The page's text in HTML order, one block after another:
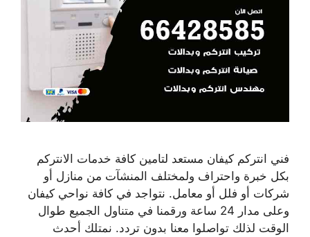
فني انتركم كيفان مستعد لتامين كافة خدمات الانتركم
بكل خبرة واحتراف ولمختلف المنشآت من منازل أو
شركات أو فلل أو معامل. نتواجد في كافة نواحي كيفان
وعلى مدار 24 ساعة ورقمنا في متناول الجميع طوال
الوقت لذلك تواصلوا معنا بدون تردد. نمتلك أحدث